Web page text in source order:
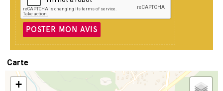
POSTER MON AVIS
Carte
+